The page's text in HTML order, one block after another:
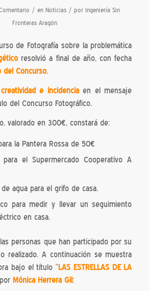
/ en Noticias / por Ingeniería Sin
Fronteras Aragón
de Fotografía sobre la problemática
resolvió a final de año, con fecha
del Concurso.
creatividad e incidenciaen el mensaje
del Concurso Fotográfico.
valorado en 300€, constará de:
la Pantera Rossa de 50€
el Supermercado Cooperativo A
agua para el grifo de casa.
para medir y llevar un seguimiento
en casa.
personas que han participado por su
realizado. A continuación se muestra
bajo el título “LAS ESTRELLAS DE LA
Mónica Herrera Gil: